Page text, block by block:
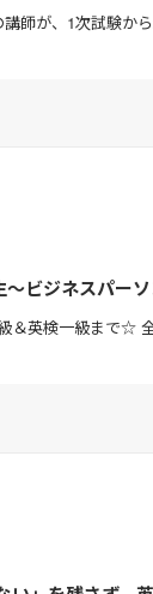
師が、1次試験か
〜ビジネスパー
＆英検一級まで☆